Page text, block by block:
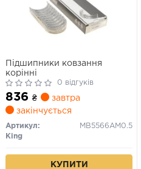
Підшипники ковзання
корінні
0 відгуків
836 ₴
завтра
закінчується
Артикул:
MB5566AM0.5
King
КУПИТИ